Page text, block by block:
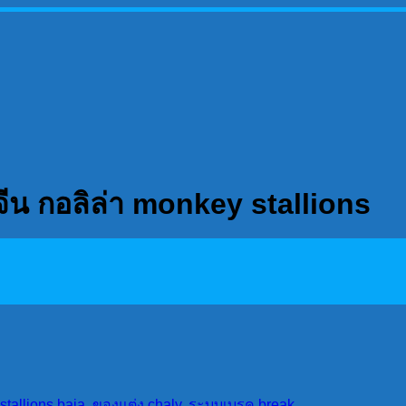
กอลิล่า monkey stallions